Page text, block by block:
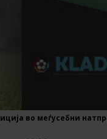
во меѓусебни